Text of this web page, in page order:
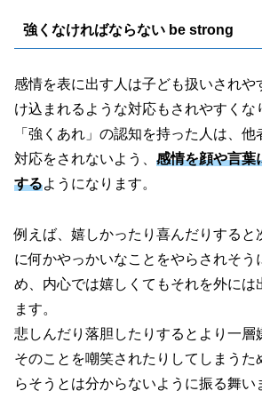
強くなければならない be strong
感情を表に出す人は子ども扱いされや
け込まれるような対応もされやすくな
「強くあれ」の認知を持った人は、
対応をされないよう、 感情を顔や言葉
するようになります。
例えば、嬉しかったり喜んだりすると
に何かやっかいなことをやらされそう
め、内心では嬉しくてもそれを外には
ます。
悲しんだり落胆したりするとより一層
そのことを嘲笑されたりしてしまうた
らそうとは分からないように振る舞い